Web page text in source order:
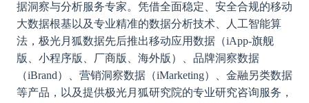
据洞察与分析服务专家。凭借全面稳定、安全合规的移动
大数据根基以及专业精准的数据分析技术、人工智能算
法，极光月狐数据先后推出移动应用数据（iApp-旗舰
版、小程序版、厂商版、海外版）、品牌洞察数据
（iBrand）、营销洞察数据（iMarketing）、金融另类数据
等产品，以及提供极光月狐研究院的专业研究咨询服务，